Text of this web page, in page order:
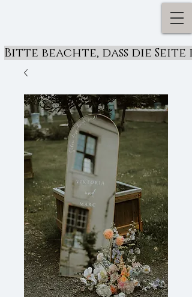
Bitte beachte, dass die